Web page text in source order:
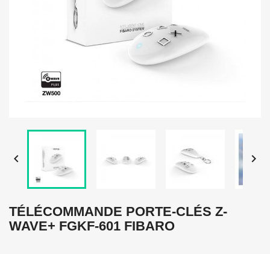
 
TÉLÉCOMMANDE PORTE-CLÉS Z-
WAVE+ FGKF-601 FIBARO